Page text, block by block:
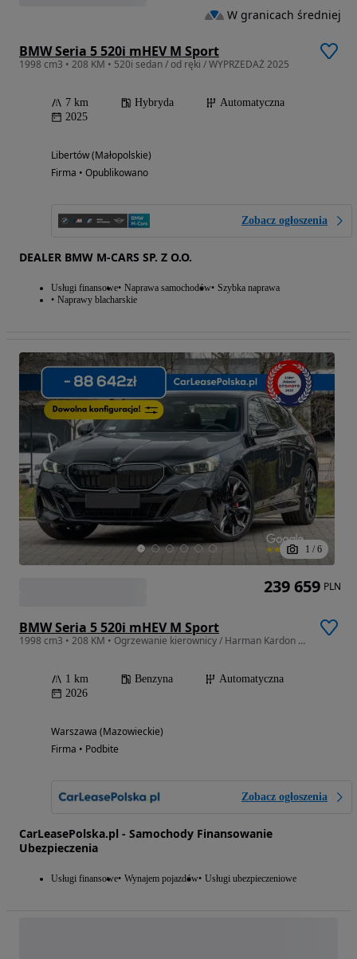
BMW Seria 5 520i mHEV M Sport
1998 cm3 • 208 KM • 520i sedan / od ręki / WYPRZEDAŻ 2025
7 km Hybryda
Automatyczna
2025
Libertów (Małopolskie)
Firma • Opublikowano
Zobacz ogłoszenia
DEALER BMW M-CARS SP. Z O.O.
Usługi finansowe Naprawa samochodów Szybka naprawa
Naprawy blacharskie
W granicach średniej
1 / 6
BMW Seria 5 520i mHEV M Sport
1998 cm3 • 208 KM • Ogrzewanie kierownicy / Harman Kardon / Duży Rabat
1 km Benzyna
Automatyczna
2026
Warszawa (Mazowieckie)
Firma • Podbite
Zobacz ogłoszenia
CarLeasePolska.pl - Samochody Finansowanie
Ubezpieczenia
Usługi finansowe Wynajem pojazdów Usługi ubezpieczeniowe
239 659 PLN